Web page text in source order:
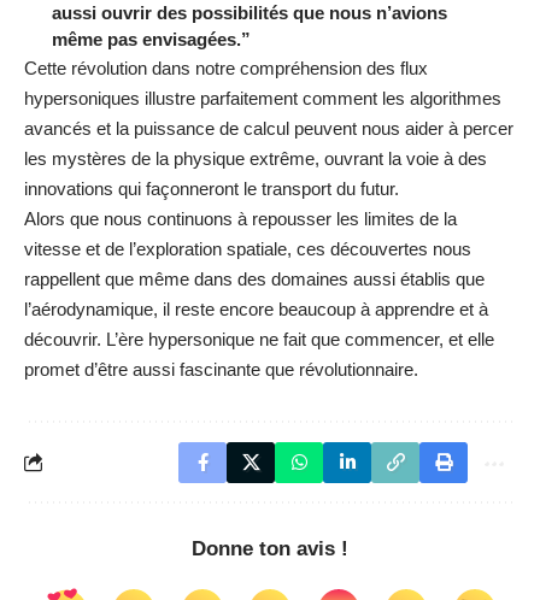
aussi ouvrir des possibilités que nous n’avions
même pas envisagées.”
Cette révolution dans notre compréhension des flux
hypersoniques illustre parfaitement comment les algorithmes
avancés et la puissance de calcul peuvent nous aider à percer
les mystères de la physique extrême, ouvrant la voie à des
innovations qui façonneront le transport du futur.
Alors que nous continuons à repousser les limites de la
vitesse et de l’exploration spatiale, ces découvertes nous
rappellent que même dans des domaines aussi établis que
l’aérodynamique, il reste encore beaucoup à apprendre et à
découvrir. L’ère hypersonique ne fait que commencer, et elle
promet d’être aussi fascinante que révolutionnaire.
Donne ton avis !